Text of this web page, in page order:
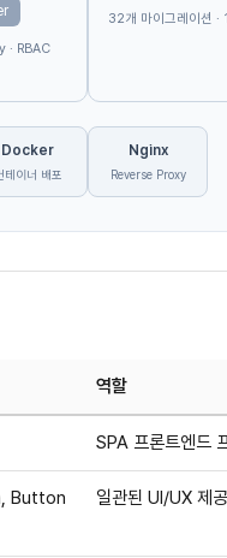
· RBAC
32개 마이그레이션 ·
Docker
테이너 배포
Nginx
Reverse Proxy
역할
SPA 프론트엔드
Button
일관된 UI/UX 제공